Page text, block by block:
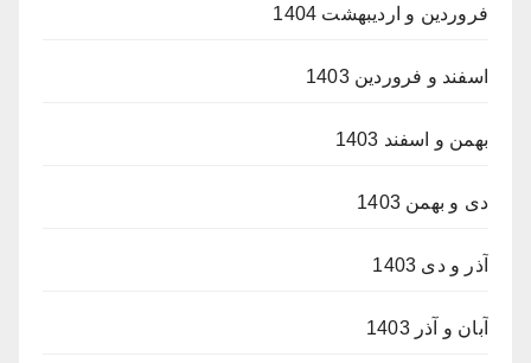
فروردین و اردیبهشت 1404
اسفند و فروردین 1403
بهمن و اسفند 1403
دی و بهمن 1403
آذر و دی 1403
آبان و آذر 1403